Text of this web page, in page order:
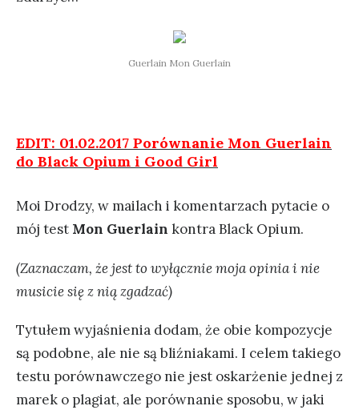
Guerlain Mon Guerlain
EDIT: 01.02.2017 Porównanie Mon Guerlain
do Black Opium i Good Girl
Moi Drodzy, w mailach i komentarzach pytacie o
mój test Mon Guerlain kontra Black Opium.
(Zaznaczam, że jest to wyłącznie moja opinia i nie
musicie się z nią zgadzać)
Tytułem wyjaśnienia dodam, że obie kompozycje
są podobne, ale nie są bliźniakami. I celem takiego
testu porównawczego nie jest oskarżenie jednej z
marek o plagiat, ale porównanie sposobu, w jaki